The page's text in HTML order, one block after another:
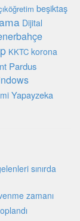
beşiktaş
Dijital
KKTC korona
Pardus
Yapayzeka
sınırda
zamanı